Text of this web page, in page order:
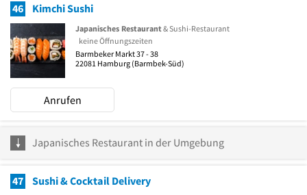
46 Kimchi Sushi
Japanisches Restaurant& Sushi-Restaurant
keine Öffnungszeiten
Barmbeker Markt 37 - 38
22081 Hamburg (Barmbek-Süd)
Anrufen
Japanisches Restaurant in der Umgebung
47 Sushi & Cocktail Delivery